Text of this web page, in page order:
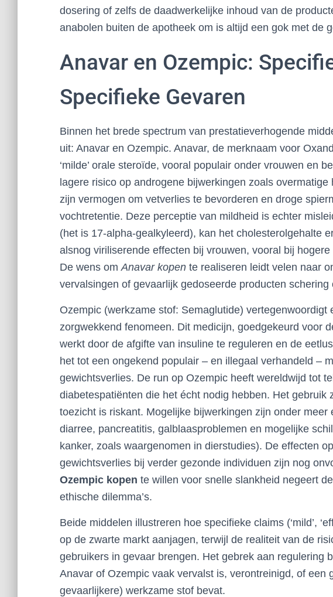
dosering of zelfs de daadwerkelijke inhoud van de
anabolen buiten de apotheek om is altijd een gok met de
Anavar en Ozempic:
Specifieke Gevaren
Binnen het brede spectrum van prestatieverhogende
uit: Anavar en Ozempic. Anavar, de merknaam voor
‘milde’ orale steroïde, vooral populair onder vrouwen en
lagere risico op androgene bijwerkingen zoals
zijn vermogen om vetverlies te bevorderen en droge
vochtretentie. Deze perceptie van mildheid is echter
(het is 17-alpha-gealkyleerd), kan het cholesterolgehalte
alsnog viriliserende effecten bij vrouwen, vooral bij
De wens omAnavar kopen te realiseren leidt velen naar
vervalsingen of gevaarlijk gedoseerde producten schering
Ozempic (werkzame stof: Semaglutide) vertegenwoordigt
zorgwekkend fenomeen. Dit medicijn, goedgekeurd voor
werkt door de afgifte van insuline te reguleren en de
het tot een ongekend populair – en illegaal verhandeld –
gewichtsverlies. De run op Ozempic heeft wereldwijd tot
diabetespatiënten die het écht nodig hebben. Het gebruik
toezicht is riskant. Mogelijke bijwerkingen zijn onder meer
diarree, pancreatitis, galblaasproblemen en mogelijke
kanker, zoals waargenomen in dierstudies). De effecten
gewichtsverlies bij verder gezonde individuen zijn nog
Ozempic kopen te willen voor snelle slankheid negeert
ethische dilemma’s.
Beide middelen illustreren hoe specifieke claims (‘mild’,
op de zwarte markt aanjagen, terwijl de realiteit van de
gebruikers in gevaar brengen. Het gebrek aan regulering
Anavar of Ozempic vaak vervalst is, verontreinigd, of een
gevaarlijkere) werkzame stof bevat.